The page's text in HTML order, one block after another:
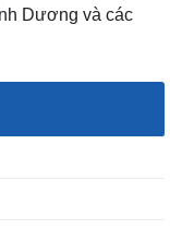
Dương và các